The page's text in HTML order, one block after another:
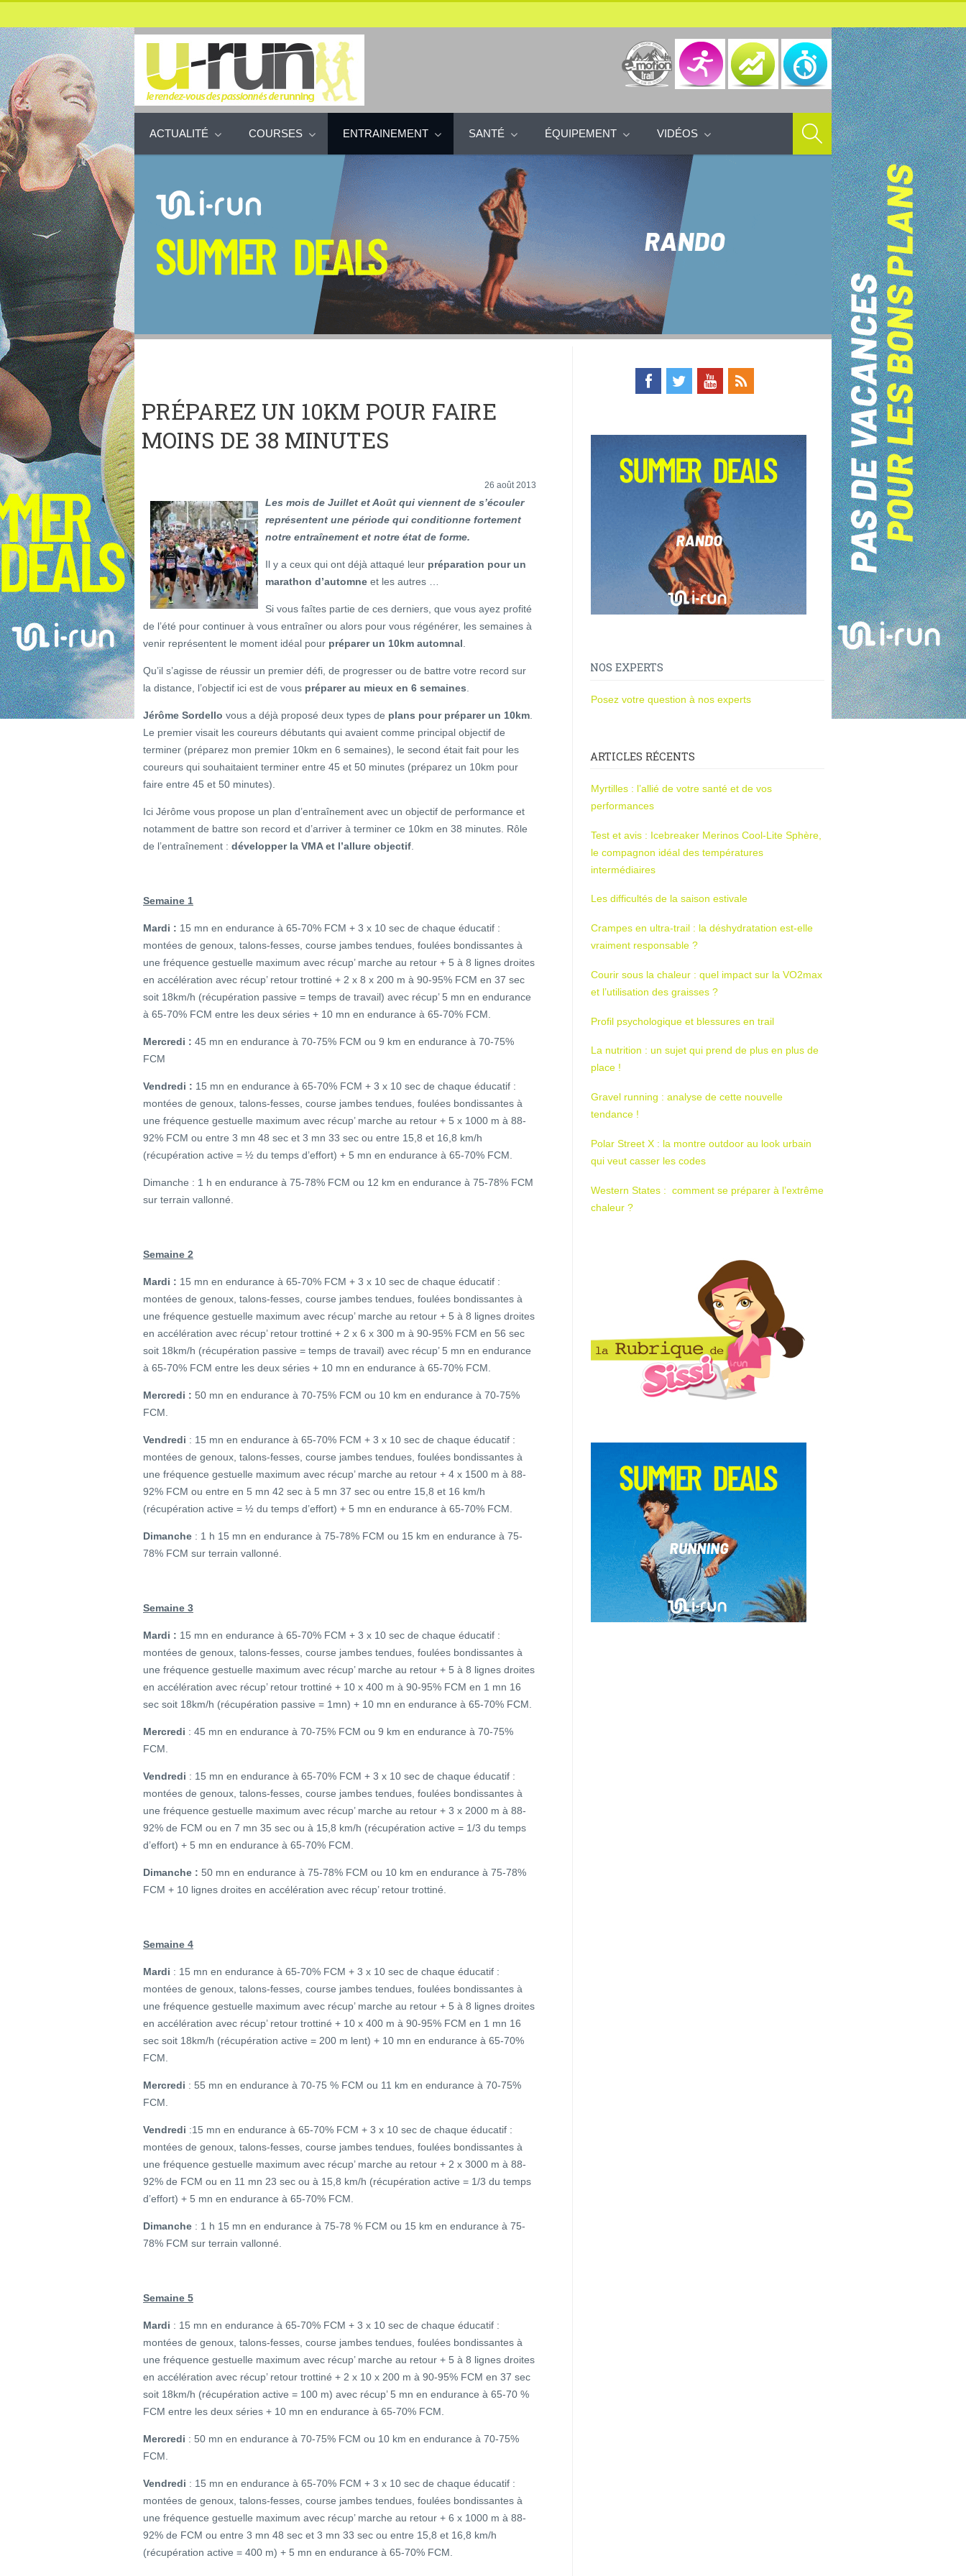
ACTUALITÉ COURSES ENTRAINEMENT SANTÉ ÉQUIPEMENT VIDÉOS
PRÉPAREZ UN 10KM POUR FAIRE
MOINS DE 38 MINUTES
26 août 2013
Les mois de Juillet et Août qui viennent de s’écouler
représentent une période qui conditionne fortement
notre entraînement et notre état de forme.
Il y a ceux qui ont déjà attaqué leur préparation pour un
marathon d’automne et les autres …
Si vous faîtes partie de ces derniers, que vous ayez profité
de l’été pour continuer à vous entraîner ou alors pour vous régénérer, les semaines à
venir représentent le moment idéal pour préparer un 10km automnal
Qu’il s’agisse de réussir un premier défi, de progresser ou de battre votre record sur
la distance, l’objectif ici est de vous préparer au mieux en 6 semaines
Jérôme Sordello vous a déjà proposé deux types de plans pour préparer un 10km
Le premier visait les coureurs débutants qui avaient comme principal objectif de
terminer (préparez mon premier 10km en 6 semaines), le second était fait pour les
coureurs qui souhaitaient terminer entre 45 et 50 minutes (préparez un 10km pour
faire entre 45 et 50 minutes).
Ici Jérôme vous propose un plan d’entraînement avec un objectif de performance et
notamment de battre son record et d’arriver à terminer ce 10km en 38 minutes. Rôle
de l’entraînement : développer la VMA et l’allure objectif
Semaine 1
Mardi : 15 mn en endurance à 65-70% FCM + 3 x 10 sec de chaque éducatif :
montées de genoux, talons-fesses, course jambes tendues, foulées bondissantes à
une fréquence gestuelle maximum avec récup’ marche au retour + 5 à 8 lignes droites
en accélération avec récup’ retour trottiné + 2 x 8 x 200 m à 90-95% FCM en 37 sec
soit 18km/h (récupération passive = temps de travail) avec récup’ 5 mn en endurance
à 65-70% FCM entre les deux séries + 10 mn en endurance à 65-70% FCM.
Mercredi : 45 mn en endurance à 70-75% FCM ou 9 km en endurance à 70-75%
FCM
Vendredi : 15 mn en endurance à 65-70% FCM + 3 x 10 sec de chaque éducatif :
montées de genoux, talons-fesses, course jambes tendues, foulées bondissantes à
une fréquence gestuelle maximum avec récup’ marche au retour + 5 x 1000 m à 88-
92% FCM ou entre 3 mn 48 sec et 3 mn 33 sec ou entre 15,8 et 16,8 km/h
(récupération active = ½ du temps d’effort) + 5 mn en endurance à 65-70% FCM.
Dimanche : 1 h en endurance à 75-78% FCM ou 12 km en endurance à 75-78% FCM
sur terrain vallonné.
Semaine 2
Mardi : 15 mn en endurance à 65-70% FCM + 3 x 10 sec de chaque éducatif :
montées de genoux, talons-fesses, course jambes tendues, foulées bondissantes à
une fréquence gestuelle maximum avec récup’ marche au retour + 5 à 8 lignes droites
en accélération avec récup’ retour trottiné + 2 x 6 x 300 m à 90-95% FCM en 56 sec
soit 18km/h (récupération passive = temps de travail) avec récup’ 5 mn en endurance
à 65-70% FCM entre les deux séries + 10 mn en endurance à 65-70% FCM.
Mercredi : 50 mn en endurance à 70-75% FCM ou 10 km en endurance à 70-75%
FCM.
Vendredi : 15 mn en endurance à 65-70% FCM + 3 x 10 sec de chaque éducatif :
montées de genoux, talons-fesses, course jambes tendues, foulées bondissantes à
une fréquence gestuelle maximum avec récup’ marche au retour + 4 x 1500 m à 88-
92% FCM ou entre en 5 mn 42 sec à 5 mn 37 sec ou entre 15,8 et 16 km/h
(récupération active = ½ du temps d’effort) + 5 mn en endurance à 65-70% FCM.
Dimanche : 1 h 15 mn en endurance à 75-78% FCM ou 15 km en endurance à 75-
78% FCM sur terrain vallonné.
Semaine 3
Mardi : 15 mn en endurance à 65-70% FCM + 3 x 10 sec de chaque éducatif :
montées de genoux, talons-fesses, course jambes tendues, foulées bondissantes à
une fréquence gestuelle maximum avec récup’ marche au retour + 5 à 8 lignes droites
en accélération avec récup’ retour trottiné + 10 x 400 m à 90-95% FCM en 1 mn 16
sec soit 18km/h (récupération passive = 1mn) + 10 mn en endurance à 65-70% FCM.
Mercredi : 45 mn en endurance à 70-75% FCM ou 9 km en endurance à 70-75%
FCM.
Vendredi : 15 mn en endurance à 65-70% FCM + 3 x 10 sec de chaque éducatif :
montées de genoux, talons-fesses, course jambes tendues, foulées bondissantes à
une fréquence gestuelle maximum avec récup’ marche au retour + 3 x 2000 m à 88-
92% de FCM ou en 7 mn 35 sec ou à 15,8 km/h (récupération active = 1/3 du temps
d’effort) + 5 mn en endurance à 65-70% FCM.
Dimanche : 50 mn en endurance à 75-78% FCM ou 10 km en endurance à 75-78%
FCM + 10 lignes droites en accélération avec récup’ retour trottiné.
Semaine 4
Mardi : 15 mn en endurance à 65-70% FCM + 3 x 10 sec de chaque éducatif :
montées de genoux, talons-fesses, course jambes tendues, foulées bondissantes à
une fréquence gestuelle maximum avec récup’ marche au retour + 5 à 8 lignes droites
en accélération avec récup’ retour trottiné + 10 x 400 m à 90-95% FCM en 1 mn 16
sec soit 18km/h (récupération active = 200 m lent) + 10 mn en endurance à 65-70%
FCM.
Mercredi : 55 mn en endurance à 70-75 % FCM ou 11 km en endurance à 70-75%
FCM.
Vendredi :15 mn en endurance à 65-70% FCM + 3 x 10 sec de chaque éducatif :
montées de genoux, talons-fesses, course jambes tendues, foulées bondissantes à
une fréquence gestuelle maximum avec récup’ marche au retour + 2 x 3000 m à 88-
92% de FCM ou en 11 mn 23 sec ou à 15,8 km/h (récupération active = 1/3 du temps
d’effort) + 5 mn en endurance à 65-70% FCM.
Dimanche : 1 h 15 mn en endurance à 75-78 % FCM ou 15 km en endurance à 75-
78% FCM sur terrain vallonné.
Semaine 5
Mardi : 15 mn en endurance à 65-70% FCM + 3 x 10 sec de chaque éducatif :
montées de genoux, talons-fesses, course jambes tendues, foulées bondissantes à
une fréquence gestuelle maximum avec récup’ marche au retour + 5 à 8 lignes droites
en accélération avec récup’ retour trottiné + 2 x 10 x 200 m à 90-95% FCM en 37 sec
soit 18km/h (récupération active = 100 m) avec récup’ 5 mn en endurance à 65-70 %
FCM entre les deux séries + 10 mn en endurance à 65-70% FCM.
Mercredi : 50 mn en endurance à 70-75% FCM ou 10 km en endurance à 70-75%
FCM.
Vendredi : 15 mn en endurance à 65-70% FCM + 3 x 10 sec de chaque éducatif :
montées de genoux, talons-fesses, course jambes tendues, foulées bondissantes à
une fréquence gestuelle maximum avec récup’ marche au retour + 6 x 1000 m à 88-
92% de FCM ou entre 3 mn 48 sec et 3 mn 33 sec ou entre 15,8 et 16,8 km/h
(récupération active = 400 m) + 5 mn en endurance à 65-70% FCM.
NOS EXPERTS
Posez votre question à nos experts
ARTICLES RÉCENTS
Myrtilles : l’allié de votre santé et de vos
performances
Test et avis : Icebreaker Merinos Cool-Lite Sphère,
le compagnon idéal des températures
intermédiaires
Les difficultés de la saison estivale
Crampes en ultra-trail : la déshydratation est-elle
vraiment responsable ?
Courir sous la chaleur : quel impact sur la VO2max
et l’utilisation des graisses ?
Profil psychologique et blessures en trail
La nutrition : un sujet qui prend de plus en plus de
place !
Gravel running : analyse de cette nouvelle
tendance !
Polar Street X : la montre outdoor au look urbain
qui veut casser les codes
Western States : comment se préparer à l’extrême
chaleur ?